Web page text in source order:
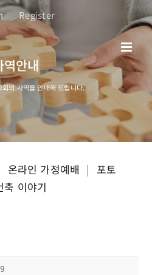
Register
역안내
의 사역을 안내해 드립니다.
온라인 가정예배 | 포토
축 이야기